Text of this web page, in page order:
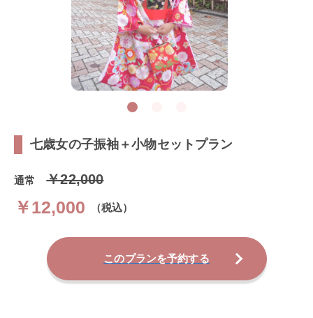
七歳女の子振袖＋小物セットプラン
通常 ￥22,000
￥12,000 （税込）
このプランを予約する